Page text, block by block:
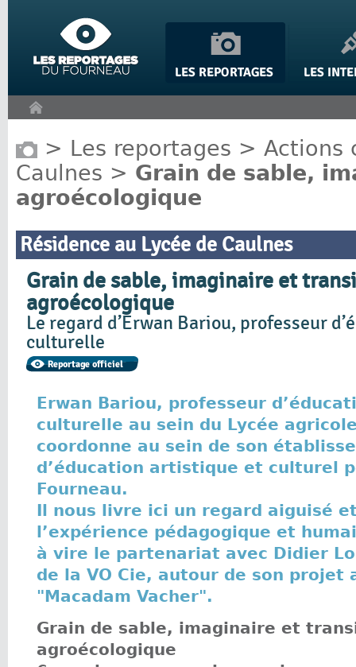
> Les reportages > Actions
Caulnes > Grain de sable,
agroécologique
Résidence au Lycée de Caulnes
Grain de sable, imaginaire et
agroécologique
Le regard d’Erwan Bariou, professeur
culturelle
Erwan Bariou, professeur
culturelle au sein du Lycée
coordonne au sein de son
d’éducation artistique et culturel
Fourneau.
Il nous livre ici un regard aiguisé
l’expérience pédagogique et
à vire le partenariat avec Didier
de la VO Cie, autour de son projet
"Macadam Vacher".
Grain de sable, imaginaire et
agroécologique